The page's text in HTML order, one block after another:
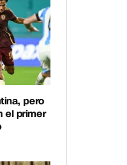
pero
el primer